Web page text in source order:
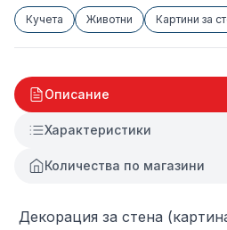
Кучета Животни Картини за
Описание
Характеристики
Количества по магазини
Декорация за стена